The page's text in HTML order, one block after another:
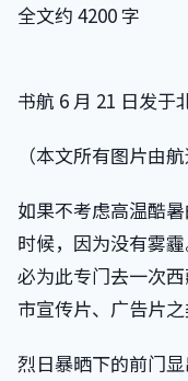
全文约 4200 字
书航 6 月 21 日发于
（本文所有图片由航
如果不考虑高温酷
时候，因为没有雾
必为此专门去一次
市宣传片、广告片之
烈日暴晒下的前门